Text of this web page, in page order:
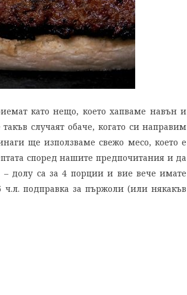
като нещо, което хапваме навън и
случаят обаче, когато си направим
ще използваме свежо месо, което е
според нашите предпочитания и да
долу са за 4 порции и вие вече имате
подправка за пържоли (или някакъв